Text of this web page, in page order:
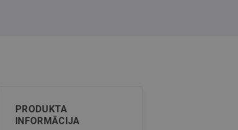
PRODUKTA
INFORMĀCIJA